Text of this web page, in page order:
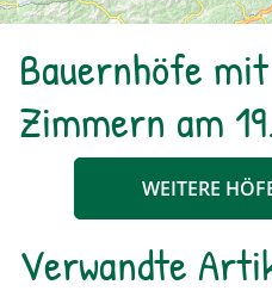
Bauernhöfe
Zimmern am
WEITERE
Verwandte